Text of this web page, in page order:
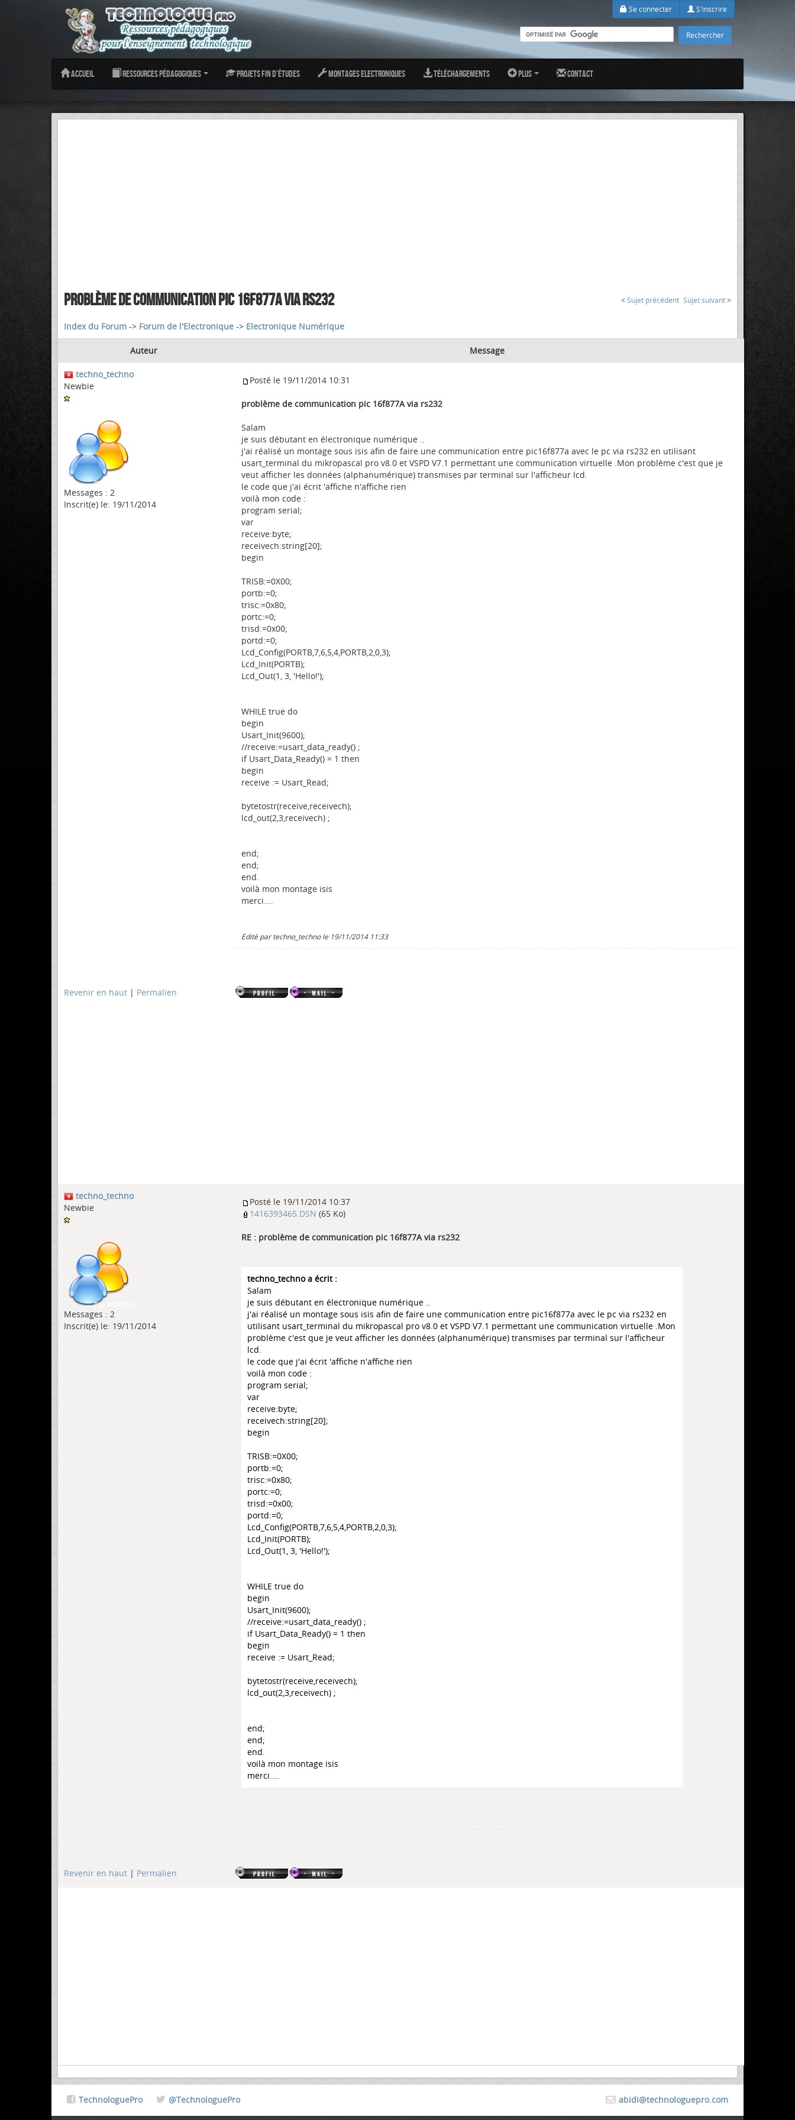
Se connecter S'inscrire
Accueil Ressources pédagogiques Projets fin d'études Montages Electroniques Téléchargements Plus Contact
PROBLÈME DE COMMUNICATION PIC 16F877A VIA RS232 < Sujet précédent Sujet suivant >
Index du Forum -> Forum de l'Electronique -> Electronique Numérique
Auteur Message
techno_techno
Newbie
Messages : 2
Inscrit(e) le: 19/11/2014
Posté le 19/11/2014 10:31
problème de communication pic 16f877A via rs232
Salam
je suis débutant en électronique numérique ..
j'ai réalisé un montage sous isis afin de faire une communication entre pic16f877a avec le pc via rs232 en utilisant
usart_terminal du mikropascal pro v8.0 et VSPD V7.1 permettant une communication virtuelle .Mon problème c'est que je
veut afficher les données (alphanumérique) transmises par terminal sur l'afficheur lcd.
le code que j'ai écrit 'affiche n'affiche rien
voilà mon code :
program serial;
var
receive:byte;
receivech:string[20];
begin
TRISB:=0X00;
portb:=0;
trisc:=0x80;
portc:=0;
trisd:=0x00;
portd:=0;
Lcd_Config(PORTB,7,6,5,4,PORTB,2,0,3);
Lcd_Init(PORTB);
Lcd_Out(1, 3, 'Hello!');
WHILE true do
begin
Usart_Init(9600);
//receive:=usart_data_ready() ;
if Usart_Data_Ready() = 1 then
begin
receive := Usart_Read;
bytetostr(receive,receivech);
lcd_out(2,3,receivech) ;
end;
end;
end.
voilà mon montage isis
merci....
Edité par techno_techno le 19/11/2014 11:33
Revenir en haut | Permalien
techno_techno
Newbie
Messages : 2
Inscrit(e) le: 19/11/2014
Posté le 19/11/2014 10:37
1416393465.DSN (65 Ko)
RE : problème de communication pic 16f877A via rs232
techno_techno a écrit :
Salam
je suis débutant en électronique numérique ..
j'ai réalisé un montage sous isis afin de faire une communication entre pic16f877a avec le pc via rs232 en
utilisant usart_terminal du mikropascal pro v8.0 et VSPD V7.1 permettant une communication virtuelle .Mon
problème c'est que je veut afficher les données (alphanumérique) transmises par terminal sur l'afficheur
lcd.
le code que j'ai écrit 'affiche n'affiche rien
voilà mon code :
program serial;
var
receive:byte;
receivech:string[20];
begin
TRISB:=0X00;
portb:=0;
trisc:=0x80;
portc:=0;
trisd:=0x00;
portd:=0;
Lcd_Config(PORTB,7,6,5,4,PORTB,2,0,3);
Lcd_Init(PORTB);
Lcd_Out(1, 3, 'Hello!');
WHILE true do
begin
Usart_Init(9600);
//receive:=usart_data_ready() ;
if Usart_Data_Ready() = 1 then
begin
receive := Usart_Read;
bytetostr(receive,receivech);
lcd_out(2,3,receivech) ;
end;
end;
end.
voilà mon montage isis
merci....
Revenir en haut | Permalien
abidi@technologuepro.com
TechnologuePro @TechnologuePro